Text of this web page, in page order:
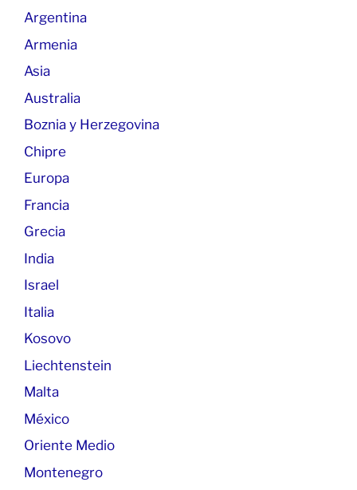
Argentina
Armenia
Asia
Australia
Boznia y Herzegovina
Chipre
Europa
Francia
Grecia
India
Israel
Italia
Kosovo
Liechtenstein
Malta
México
Oriente Medio
Montenegro